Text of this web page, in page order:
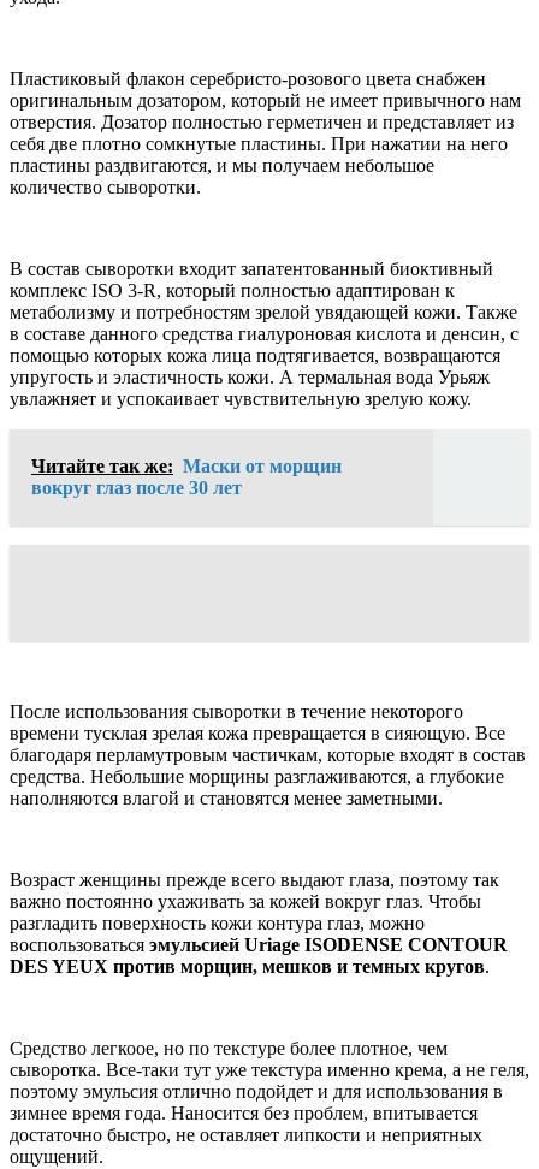
Пластиковый флакон серебристо-розового цвета снабжен
оригинальным дозатором, который не имеет привычного нам
отверстия. Дозатор полностью герметичен и представляет из
себя две плотно сомкнутые пластины. При нажатии на него
пластины раздвигаются, и мы получаем небольшое
количество сыворотки.
В состав сыворотки входит запатентованный биоктивный
комплекс ISO 3-R, который полностью адаптирован к
метаболизму и потребностям зрелой увядающей кожи. Также
в составе данного средства гиалуроновая кислота и денсин, с
помощью которых кожа лица подтягивается, возвращаются
упругость и эластичность кожи. А термальная вода Урьяж
увлажняет и успокаивает чувствительную зрелую кожу.
Читайте так же: Маски от морщин
вокруг глаз после 30 лет
После использования сыворотки в течение некоторого
времени тусклая зрелая кожа превращается в сияющую. Все
благодаря перламутровым частичкам, которые входят в состав
средства. Небольшие морщины разглаживаются, а глубокие
наполняются влагой и становятся менее заметными.
Возраст женщины прежде всего выдают глаза, поэтому так
важно постоянно ухаживать за кожей вокруг глаз. Чтобы
разгладить поверхность кожи контура глаз, можно
воспользоваться эмульсией Uriage ISODENSE CONTOUR
DES YEUX против морщин, мешков и темных кругов.
Средство легкоое, но по текстуре более плотное, чем
сыворотка. Все-таки тут уже текстура именно крема, а не геля,
поэтому эмульсия отлично подойдет и для использования в
зимнее время года. Наносится без проблем, впитывается
достаточно быстро, не оставляет липкости и неприятных
ощущений.